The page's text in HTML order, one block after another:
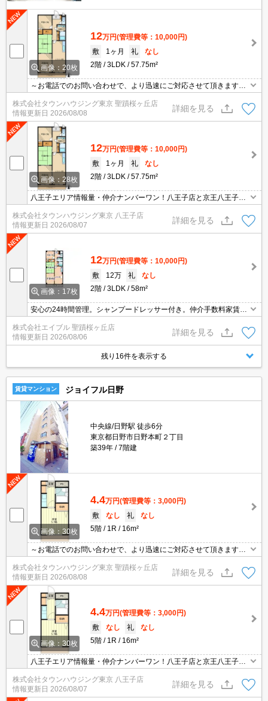
画像：20枚
12万円(管理費等：10,000円)
敷
1ヶ月 礼
なし
2階
3LDK 57.75m²
～お電話でのお問い合わせで、より迅速にご対応させて頂きます～
地域密着タウンハウジングまで～
株式会社タウンハウジング東京 聖蹟桜ヶ丘店
情報更新日 2026/08/08
詳細を見る
画像：28枚
12万円(管理費等：10,000円)
敷
1ヶ月 礼
なし
2階
3LDK 57.75m²
八王子エリア情報量・仲介ナンバーワン！八王子店と京王八王子店
２店舗どちらでもご対応☆ペット飼育可能なお部屋！おすすめ物件
募集中☆可能！☆ペットの飼える３ＬＤＫ！住環境も良く日当たり
も良いお部屋☆設備充実！ファミリーさんにもオススメ！☆
株式会社タウンハウジング東京 八王子店
情報更新日 2026/08/07
詳細を見る
画像：17枚
12万円(管理費等：10,000円)
敷
12万 礼
なし
2階
3LDK 58m²
安心の24時間管理。シャンプードレッサー付き。仲介手数料家賃の
0.55ヵ月分。ペット飼育の場合、敷金1ヵ月分増。
株式会社エイブル 聖蹟桜ヶ丘店
情報更新日 2026/08/06
詳細を見る
残り16件を表示する
賃貸マンション ジョイフル日野
中央線/日野駅 徒歩6分
東京都日野市日野本町２丁目
築39年
7階建
画像：30枚
4.4万円(管理費等：3,000円)
敷
なし 礼
なし
5階
1R 16m²
～お電話でのお問い合わせで、より迅速にご対応させて頂きます～
地域密着タウンハウジングまで～
株式会社タウンハウジング東京 聖蹟桜ヶ丘店
情報更新日 2026/08/08
詳細を見る
画像：30枚
4.4万円(管理費等：3,000円)
敷
なし 礼
なし
5階
1R 16m²
八王子エリア情報量・仲介ナンバーワン！八王子店と京王八王子店
２店舗どちらでもご対応可能！
株式会社タウンハウジング東京 八王子店
情報更新日 2026/08/07
詳細を見る